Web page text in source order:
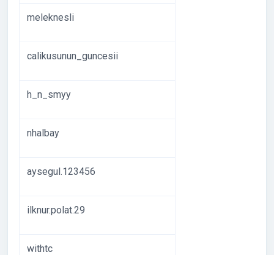
meleknesli
calikusunun_guncesii
h_n_smyy
nhalbay
aysegul.123456
ilknur.polat.29
withtc